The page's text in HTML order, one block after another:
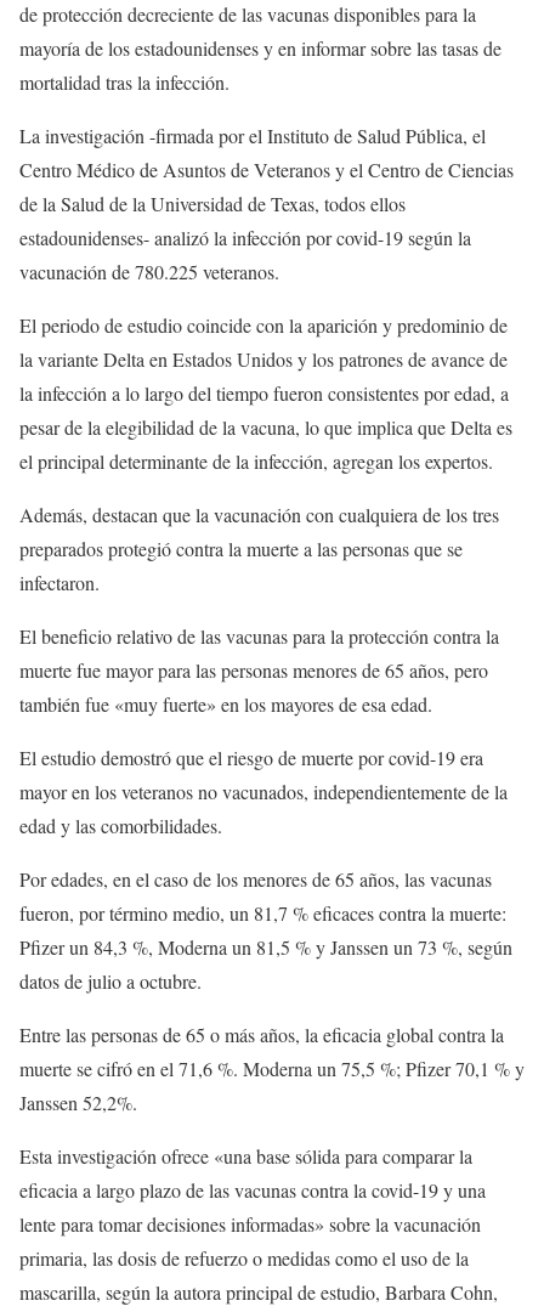
de protección decreciente de las vacunas disponibles para la
mayoría de los estadounidenses y en informar sobre las tasas de
mortalidad tras la infección.
La investigación -firmada por el Instituto de Salud Pública, el
Centro Médico de Asuntos de Veteranos y el Centro de Ciencias
de la Salud de la Universidad de Texas, todos ellos
estadounidenses- analizó la infección por covid-19 según la
vacunación de 780.225 veteranos.
El periodo de estudio coincide con la aparición y predominio de
la variante Delta en Estados Unidos y los patrones de avance de
la infección a lo largo del tiempo fueron consistentes por edad, a
pesar de la elegibilidad de la vacuna, lo que implica que Delta es
el principal determinante de la infección, agregan los expertos.
Además, destacan que la vacunación con cualquiera de los tres
preparados protegió contra la muerte a las personas que se
infectaron.
El beneficio relativo de las vacunas para la protección contra la
muerte fue mayor para las personas menores de 65 años, pero
también fue «muy fuerte» en los mayores de esa edad.
El estudio demostró que el riesgo de muerte por covid-19 era
mayor en los veteranos no vacunados, independientemente de la
edad y las comorbilidades.
Por edades, en el caso de los menores de 65 años, las vacunas
fueron, por término medio, un 81,7 % eficaces contra la muerte:
Pfizer un 84,3 %, Moderna un 81,5 % y Janssen un 73 %, según
datos de julio a octubre.
Entre las personas de 65 o más años, la eficacia global contra la
muerte se cifró en el 71,6 %. Moderna un 75,5 %; Pfizer 70,1 % y
Janssen 52,2%.
Esta investigación ofrece «una base sólida para comparar la
eficacia a largo plazo de las vacunas contra la covid-19 y una
lente para tomar decisiones informadas» sobre la vacunación
primaria, las dosis de refuerzo o medidas como el uso de la
mascarilla, según la autora principal de estudio, Barbara Cohn,